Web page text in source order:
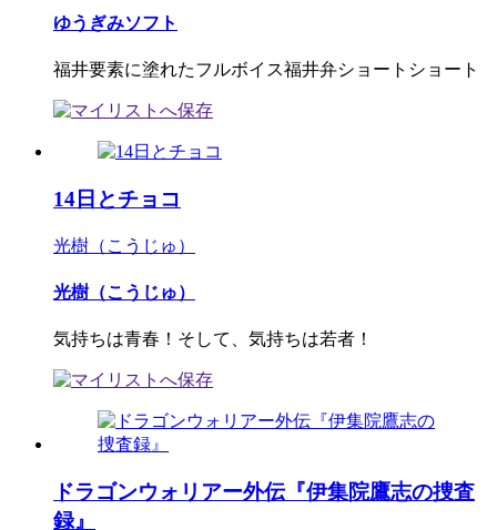
ゆうぎみソフト
福井要素に塗れたフルボイス福井弁ショートショート
14日とチョコ
光樹（こうじゅ）
光樹（こうじゅ）
気持ちは青春！そして、気持ちは若者！
ドラゴンウォリアー外伝『伊集院鷹志の捜査
録』